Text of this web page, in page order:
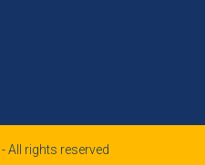
All rights reserved